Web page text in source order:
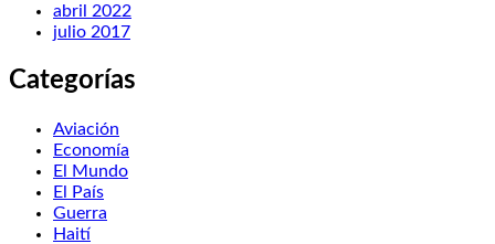
abril 2022
julio 2017
Categorías
Aviación
Economía
El Mundo
El País
Guerra
Haití